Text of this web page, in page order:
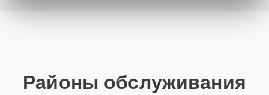
Районы обслуживания